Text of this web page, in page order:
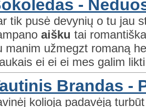
-
tik pusė devynių o tu jau
aišku tai
manim užmegzt romaną
ei ei ei mes galim
Brandas -
kolioja padavėją